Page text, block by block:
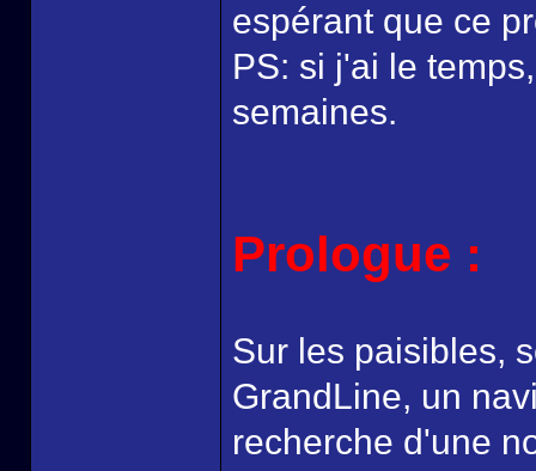
espérant que ce
PS: si j'ai le
semaines.
Prologue :
Sur les paisibles,
GrandLine, un
recherche d'une